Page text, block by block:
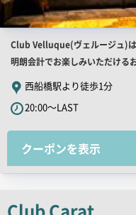
店
舗
PR
キ
ャ
ッ
コ
Club Velluque(ヴェルージュ)は
明朗会計でお楽しみいただける
西船橋駅より徒歩1分
20:00～LAST
クーポンを表示